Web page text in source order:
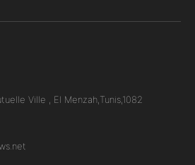
Ville , El Menzah,Tunis,1082